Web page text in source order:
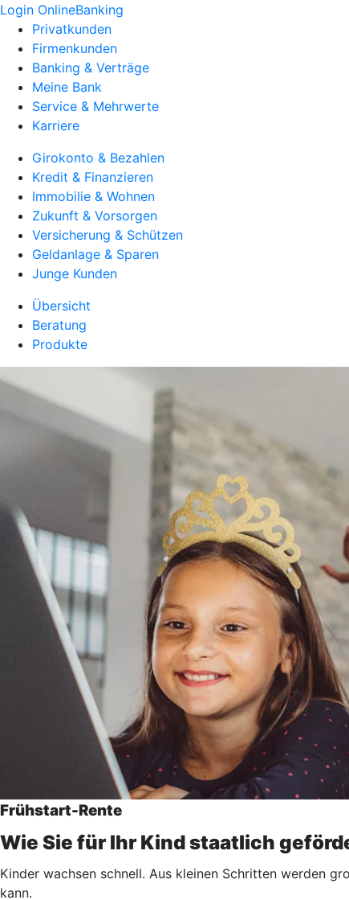
Login OnlineBanking
Privatkunden
Firmenkunden
Banking & Verträge
Meine Bank
Service & Mehrwerte
Karriere
Girokonto & Bezahlen
Kredit & Finanzieren
Immobilie & Wohnen
Zukunft & Vorsorgen
Versicherung & Schützen
Geldanlage & Sparen
Junge Kunden
Übersicht
Beratung
Produkte
Frühstart-Rente
Wie Sie für Ihr Kind staatlich
Kinder wachsen schnell. Aus kleinen Schritten werden
kann.